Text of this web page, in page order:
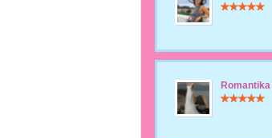
Romantika